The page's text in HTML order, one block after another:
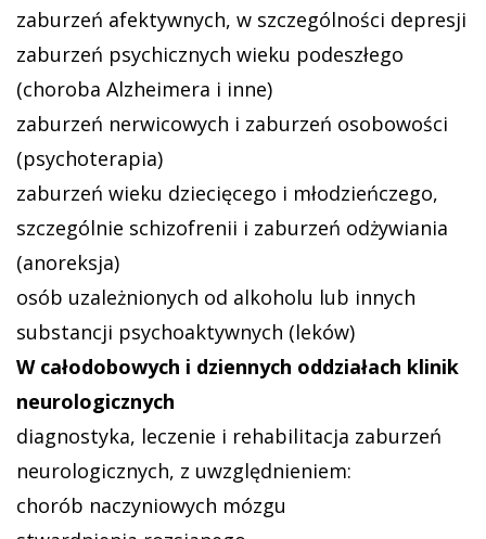
zaburzeń afektywnych, w szczególności depresji
zaburzeń psychicznych wieku podeszłego
(choroba Alzheimera i inne)
zaburzeń nerwicowych i zaburzeń osobowości
(psychoterapia)
zaburzeń wieku dziecięcego i młodzieńczego,
szczególnie schizofrenii i zaburzeń odżywiania
(anoreksja)
osób uzależnionych od alkoholu lub innych
substancji psychoaktywnych (leków)
W całodobowych i dziennych oddziałach klinik
neurologicznych
diagnostyka, leczenie i rehabilitacja zaburzeń
neurologicznych, z uwzględnieniem:
chorób naczyniowych mózgu